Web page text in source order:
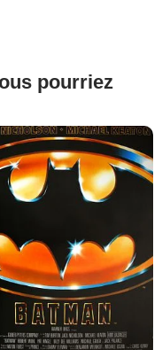
pourriez